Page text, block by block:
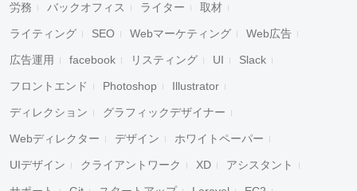
労務 バックオフィス ライター 取材
ライティング SEO Webマーケティング Web広告
広告運用 facebook リスティング UI Slack
フロントエンド Photoshop Illustrator
ディレクション グラフィックデザイナー
Webディレクター デザイン ホワイトペーパー
UIデザイン クライアントワーク XD アシスタント